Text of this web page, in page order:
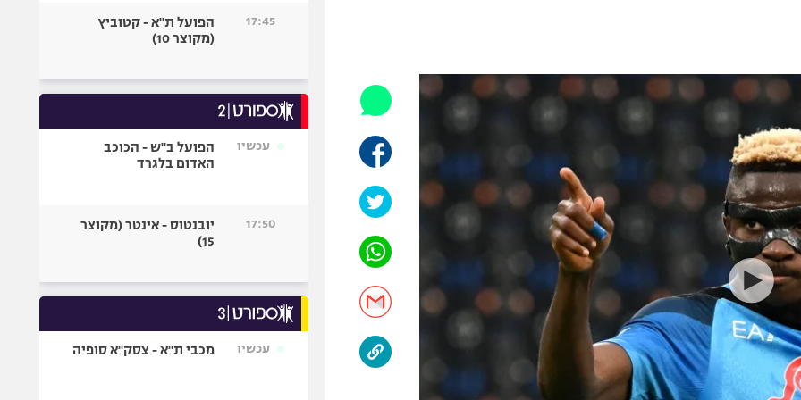
באר שבע
ליגות נוספות
אופניים
כדורמים
פוטבול אמריקאי NFL
בייסבול MLB
ספורט אתגרי
גיימינג E-Sports
17:45
הפועל ת"א - קטוביץ
(מקוצר 10)
עכשיו
הפועל ב"ש - הכוכב
האדום בלגרד
17:50
יובנטוס - אינטר (מקוצר
15)
עכשיו מכבי ת"א - צסק"א סופיה